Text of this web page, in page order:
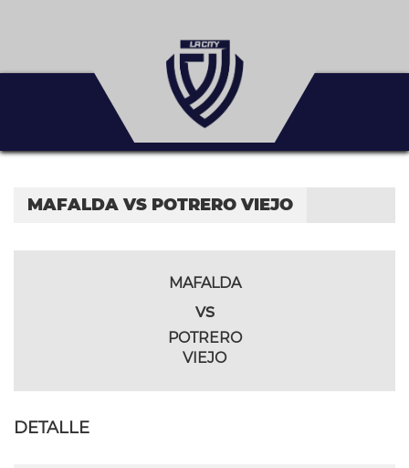
MAFALDA VS POTRERO VIEJO
MAFALDA
vs
POTRERO
VIEJO
DETALLE